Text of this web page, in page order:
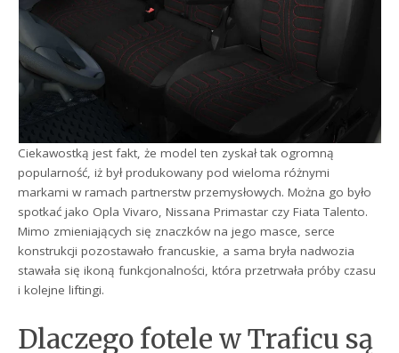
Ciekawostką jest fakt, że model ten zyskał tak ogromną
popularność, iż był produkowany pod wieloma różnymi
markami w ramach partnerstw przemysłowych. Można go było
spotkać jako Opla Vivaro, Nissana Primastar czy Fiata Talento.
Mimo zmieniających się znaczków na jego masce, serce
konstrukcji pozostawało francuskie, a sama bryła nadwozia
stawała się ikoną funkcjonalności, która przetrwała próby czasu
i kolejne liftingi.
Dlaczego fotele w Traficu są